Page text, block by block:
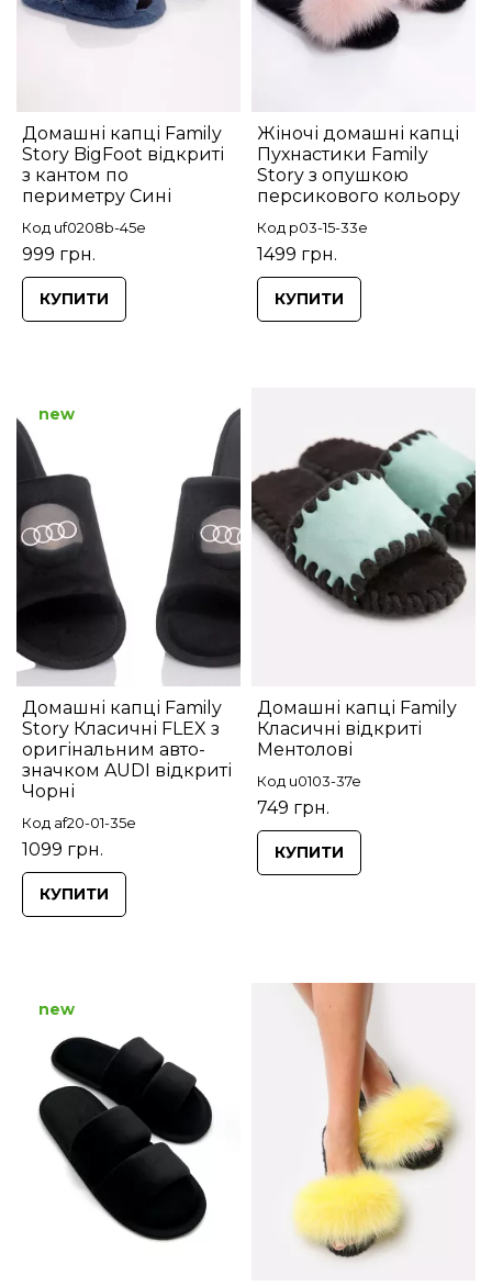
Домашні капці Family
Story BigFoot відкриті
з кантом по
периметру Сині
Код uf0208b-45e
999 грн.
КУПИТИ
Жіночі домашні капці
Пухнастики Family
Story з опушкою
персикового кольору
Код p03-15-33e
1499 грн.
КУПИТИ
Домашні капці Family
Story Класичні FLEX з
оригінальним авто-
значком AUDI відкриті
Чорні
Код af20-01-35e
1099 грн.
new
КУПИТИ
Домашні капці Family
Класичні відкриті
Ментолові
Код u0103-37e
749 грн.
КУПИТИ
new